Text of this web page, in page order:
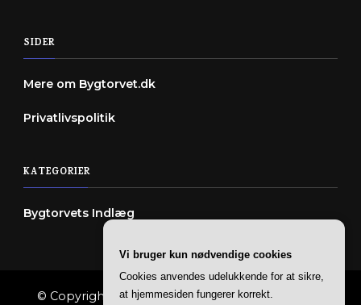
SIDER
Mere om Bygtorvet.dk
Privatlivspolitik
KATEGORIER
Bygtorvets Indlæg
© Copyright 2026Bygtorvet. All Rights Reserved.
Vi bruger kun nødvendige cookies
Cookies anvendes udelukkende for at sikre,
at hjemmesiden fungerer korrekt.